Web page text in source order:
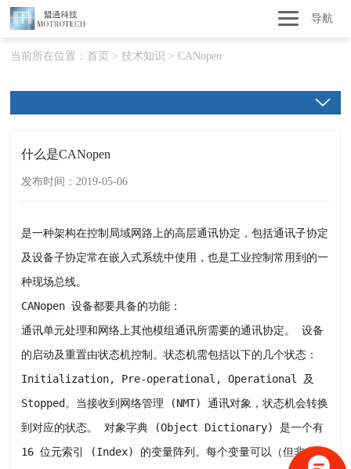
导航
当前所在位置：首页 >技术知识 >CANopen
什么是CANopen
发布时间：2019-05-06
是一种架构在控制局域网路上的高层通讯协定，包括通讯子协定
及设备子协定常在嵌入式系统中使用，也是工业控制常用到的一
种现场总线。
CANopen 设备都要具备的功能：
通讯单元处理和网络上其他模组通讯所需要的通讯协定。 设备
的启动及重置由状态机控制。状态机需包括以下的几个状态：
Initialization, Pre-operational, Operational 及
Stopped。当接收到网络管理 (NMT) 通讯对象，状态机会转换
到对应的状态。 对象字典 (Object Dictionary) 是一个有
16 位元索引 (Index) 的变量阵列。每个变量可以（但非必